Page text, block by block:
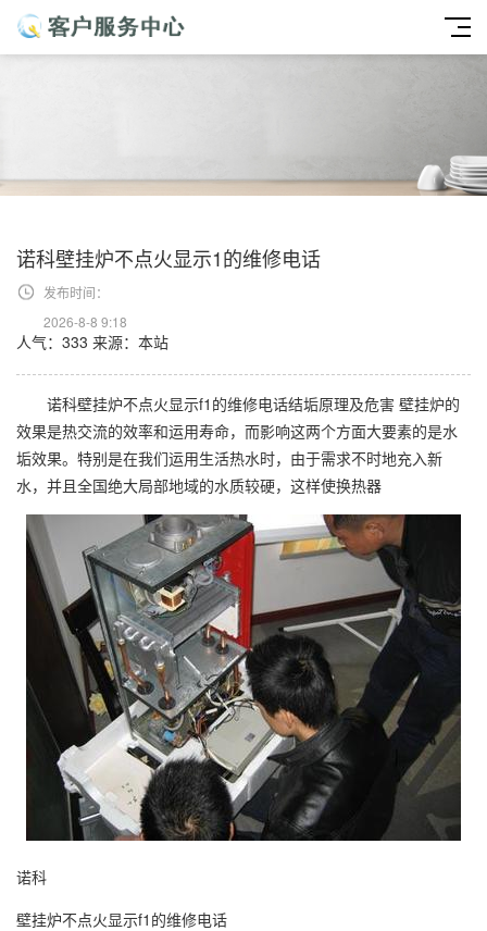
诺科壁挂炉不点火显示1的维修电话
发布时间：
2026-8-8 9:18
人气：333 来源：本站
诺科壁挂炉不点火显示f1的维修电话结垢原理及危害 壁挂炉的
效果是热交流的效率和运用寿命，而影响这两个方面大要素的是水
垢效果。特别是在我们运用生活热水时，由于需求不时地充入新
水，并且全国绝大局部地域的水质较硬，这样使换热器
诺科
壁挂炉不点火显示f1的维修电话